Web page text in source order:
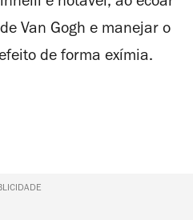
é notável, ao ecoar
Van Gogh e manejar o
de forma exímia.